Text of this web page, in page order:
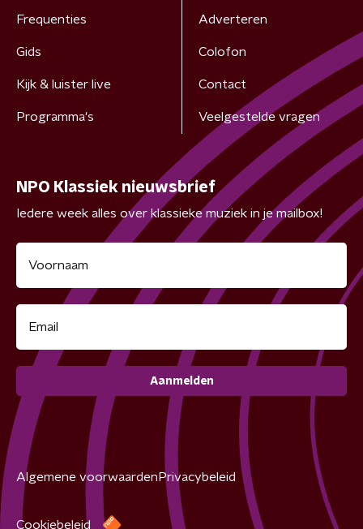
Frequenties
Gids
Kijk & luister live
Programma's
Adverteren
Colofon
Contact
Veelgestelde vragen
NPO Klassiek nieuwsbrief
Iedere week alles over klassieke muziek in je mailbox!
Aanmelden
Algemene voorwaarden Privacybeleid
Cookiebeleid